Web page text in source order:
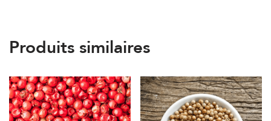
Produits similaires